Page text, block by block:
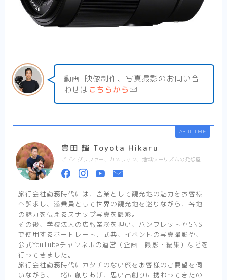
動画･映像制作、写真撮影のお問い合
わせは こちらから
ABOUT ME
豊田 輝 Toyota Hikaru
ビデオグラファー、カメラマン、地域ツーリズムの発想屋
旅行会社勤務時代には、営業として観光地の魅力をお客様
へ訴求し、添乗員として世界の観光地を巡りながら、各地
の魅力を伝えるスナップ写真を撮影。
その後、学校法人の広報業務を担い、パンフレットやSNS
で使用するポートレート、式典、イベントの写真撮影や、
公式YouTubeチャンネルの運営（企画・撮影・編集）などを
行ってきました。
旅行会社勤務時代にカタチのない旅をお客様のご要望を伺
いながら、一緒に創りあげ、思い出創りに携わってきたの